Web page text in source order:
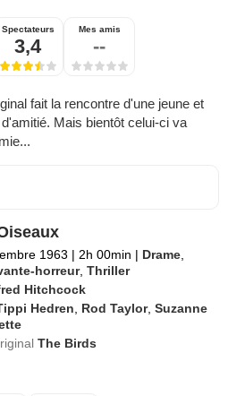
Spectateurs
3,4
Mes amis
--
fait la rencontre d'une jeune et
Mais bientôt celui-ci va
1963 | 2h 00min | Drame,
horreur,Thriller
Hitchcock
Hedren, Rod Taylor,Suzanne
The Birds